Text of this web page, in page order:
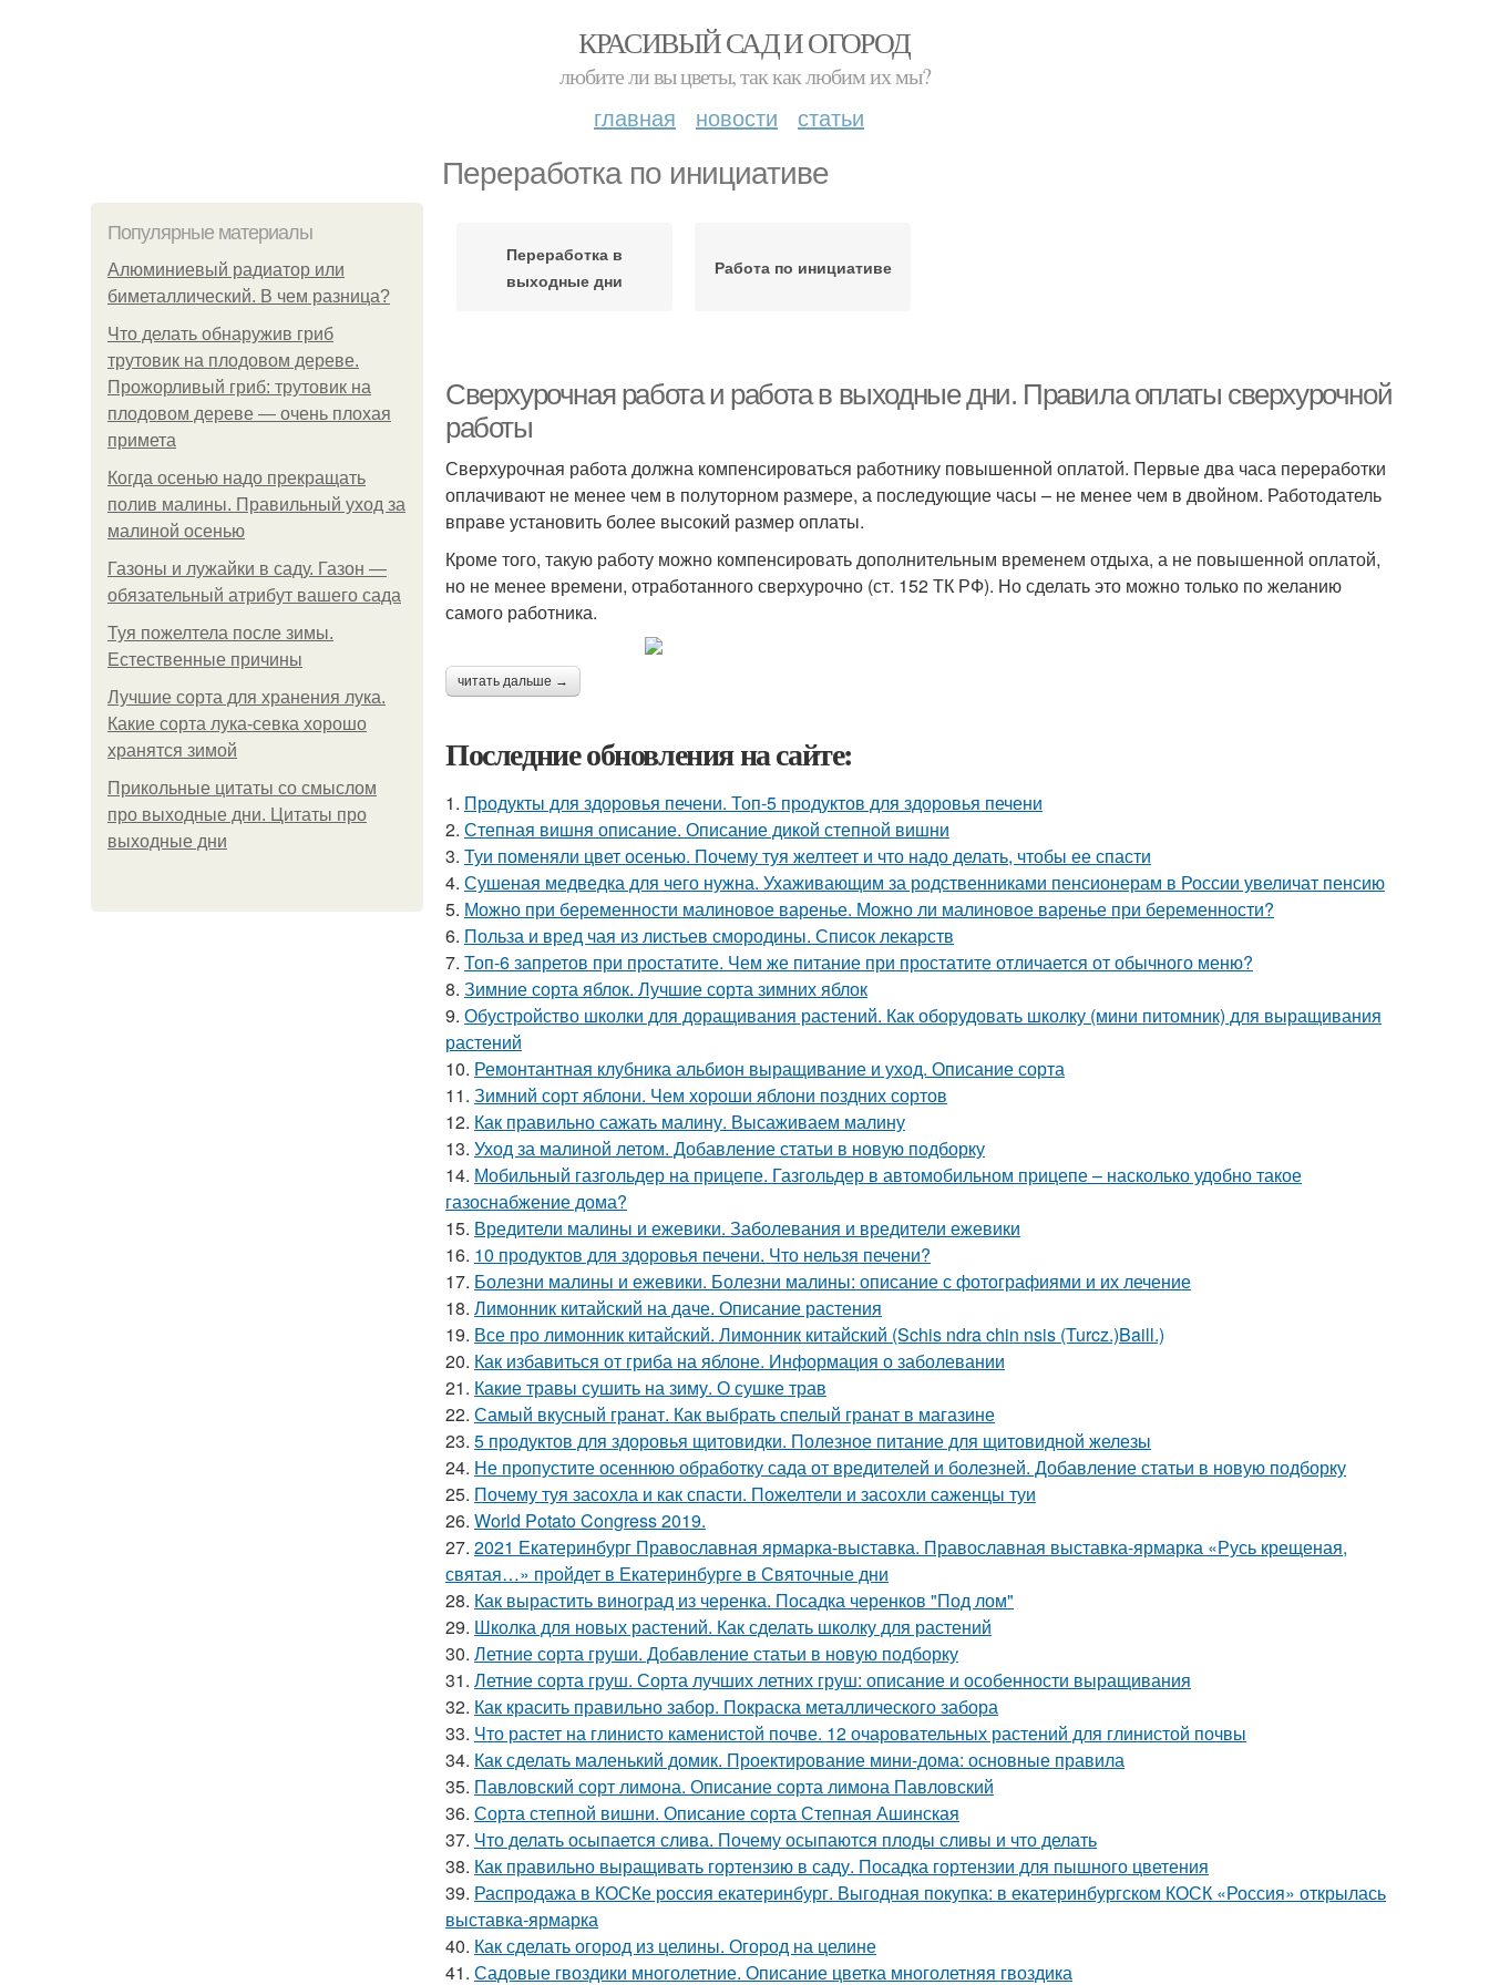
КРАСИВЫЙ САД И ОГОРОД
любите ли вы цветы, так как любим их мы?
главная новости статьи
Переработка по инициативе
Популярные материалы
Алюминиевый радиатор или
биметаллический. В чем разница?
Что делать обнаружив гриб
трутовик на плодовом дереве.
Прожорливый гриб: трутовик на
плодовом дереве — очень плохая
примета
Когда осенью надо прекращать
полив малины. Правильный уход за
малиной осенью
Газоны и лужайки в саду. Газон —
обязательный атрибут вашего сада
Туя пожелтела после зимы.
Естественные причины
Лучшие сорта для хранения лука.
Какие сорта лука-севка хорошо
хранятся зимой
Прикольные цитаты со смыслом
про выходные дни. Цитаты про
выходные дни
Переработка в
выходные дни
Работа по инициативе
Сверхурочная работа и работа в выходные дни. Правила оплаты сверхурочной
работы
Сверхурочная работа должна компенсироваться работнику повышенной оплатой. Первые два часа переработки
оплачивают не менее чем в полуторном размере, а последующие часы – не менее чем в двойном. Работодатель
вправе установить более высокий размер оплаты.
Кроме того, такую работу можно компенсировать дополнительным временем отдыха, а не повышенной оплатой,
но не менее времени, отработанного сверхурочно (ст. 152 ТК РФ). Но сделать это можно только по желанию
самого работника.
читать дальше →
Последние обновления на сайте:
1. Продукты для здоровья печени. Топ-5 продуктов для здоровья печени
2. Степная вишня описание. Описание дикой степной вишни
3. Туи поменяли цвет осенью. Почему туя желтеет и что надо делать, чтобы ее спасти
4. Сушеная медведка для чего нужна. Ухаживающим за родственниками пенсионерам в России увеличат пенсию
5. Можно при беременности малиновое варенье. Можно ли малиновое варенье при беременности?
6. Польза и вред чая из листьев смородины. Список лекарств
7. Топ-6 запретов при простатите. Чем же питание при простатите отличается от обычного меню?
8. Зимние сорта яблок. Лучшие сорта зимних яблок
9. Обустройство школки для доращивания растений. Как оборудовать школку (мини питомник) для выращивания
растений
10. Ремонтантная клубника альбион выращивание и уход. Описание сорта
11. Зимний сорт яблони. Чем хороши яблони поздних сортов
12. Как правильно сажать малину. Высаживаем малину
13. Уход за малиной летом. Добавление статьи в новую подборку
14. Мобильный газгольдер на прицепе. Газгольдер в автомобильном прицепе – насколько удобно такое
газоснабжение дома?
15. Вредители малины и ежевики. Заболевания и вредители ежевики
16. 10 продуктов для здоровья печени. Что нельзя печени?
17. Болезни малины и ежевики. Болезни малины: описание с фотографиями и их лечение
18. Лимонник китайский на даче. Описание растения
19. Все про лимонник китайский. Лимонник китайский (Schis ndra chin nsis (Turcz.)Baill.)
20. Как избавиться от гриба на яблоне. Информация о заболевании
21. Какие травы сушить на зиму. О сушке трав
22. Самый вкусный гранат. Как выбрать спелый гранат в магазине
23. 5 продуктов для здоровья щитовидки. Полезное питание для щитовидной железы
24. Не пропустите осеннюю обработку сада от вредителей и болезней. Добавление статьи в новую подборку
25. Почему туя засохла и как спасти. Пожелтели и засохли саженцы туи
26. World Potato Congress 2019.
27. 2021 Екатеринбург Православная ярмарка-выставка. Православная выставка-ярмарка «Русь крещеная,
святая…» пройдет в Екатеринбурге в Святочные дни
28. Как вырастить виноград из черенка. Посадка черенков "Под лом"
29. Школка для новых растений. Как сделать школку для растений
30. Летние сорта груши. Добавление статьи в новую подборку
31. Летние сорта груш. Сорта лучших летних груш: описание и особенности выращивания
32. Как красить правильно забор. Покраска металлического забора
33. Что растет на глинисто каменистой почве. 12 очаровательных растений для глинистой почвы
34. Как сделать маленький домик. Проектирование мини-дома: основные правила
35. Павловский сорт лимона. Описание сорта лимона Павловский
36. Сорта степной вишни. Описание сорта Степная Ашинская
37. Что делать осыпается слива. Почему осыпаются плоды сливы и что делать
38. Как правильно выращивать гортензию в саду. Посадка гортензии для пышного цветения
39. Распродажа в КОСКе россия екатеринбург. Выгодная покупка: в екатеринбургском КОСК «Россия» открылась
выставка-ярмарка
40. Как сделать огород из целины. Огород на целине
41. Садовые гвоздики многолетние. Описание цветка многолетняя гвоздика